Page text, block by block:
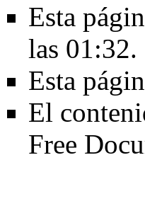
Esta
las 01:32.
Esta
El
Free